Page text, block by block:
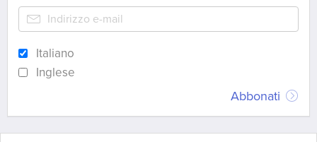
Italiano
Inglese
Abbonati